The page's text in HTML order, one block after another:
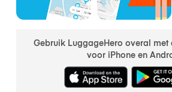
Gebruik LuggageHero overal
voor iPhone en